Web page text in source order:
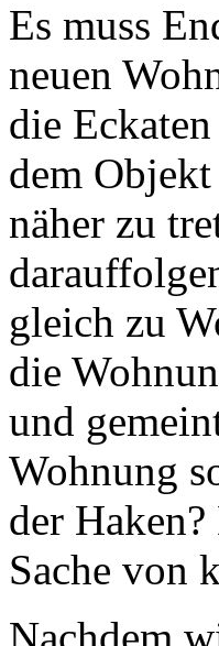
Es muss
neuen
die
dem
näher zu
gleich zu
die
und
Wohnung
der
Sache von